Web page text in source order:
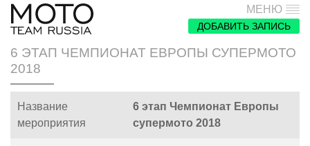
МЕНЮ
ДОБАВИТЬ ЗАПИСЬ
6 ЭТАП ЧЕМПИОНАТ ЕВРОПЫ СУПЕРМОТО
2018
Название
мероприятия
6 этап Чемпионат Европы
супермото 2018